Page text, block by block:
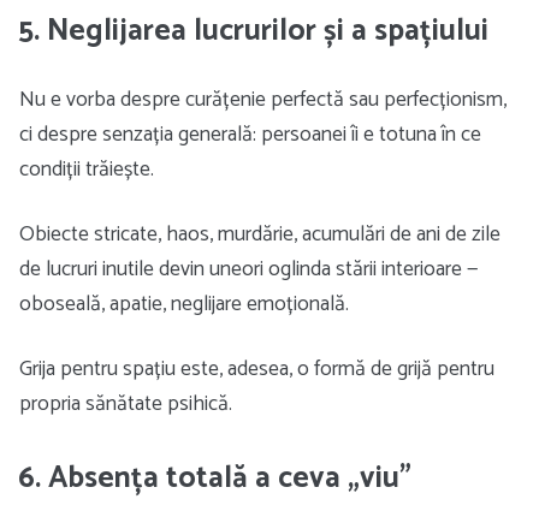
5. Neglijarea lucrurilor și a spațiului
Nu e vorba despre curățenie perfectă sau perfecționism,
ci despre senzația generală: persoanei îi e totuna în ce
condiții trăiește.
Obiecte stricate, haos, murdărie, acumulări de ani de zile
de lucruri inutile devin uneori oglinda stării interioare —
oboseală, apatie, neglijare emoțională.
Grija pentru spațiu este, adesea, o formă de grijă pentru
propria sănătate psihică.
6. Absența totală a ceva „viu”